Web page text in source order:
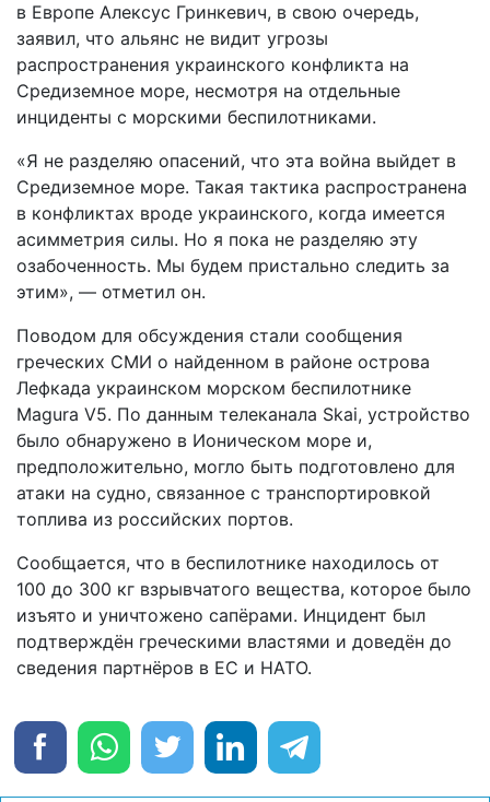
в Европе Алексус Гринкевич, в свою очередь,
заявил, что альянс не видит угрозы
распространения украинского конфликта на
Средиземное море, несмотря на отдельные
инциденты с морскими беспилотниками.
«Я не разделяю опасений, что эта война выйдет в
Средиземное море. Такая тактика распространена
в конфликтах вроде украинского, когда имеется
асимметрия силы. Но я пока не разделяю эту
озабоченность. Мы будем пристально следить за
этим», — отметил он.
Поводом для обсуждения стали сообщения
греческих СМИ о найденном в районе острова
Лефкада украинском морском беспилотнике
Magura V5. По данным телеканала Skai, устройство
было обнаружено в Ионическом море и,
предположительно, могло быть подготовлено для
атаки на судно, связанное с транспортировкой
топлива из российских портов.
Сообщается, что в беспилотнике находилось от
100 до 300 кг взрывчатого вещества, которое было
изъято и уничтожено сапёрами. Инцидент был
подтверждён греческими властями и доведён до
сведения партнёров в ЕС и НАТО.